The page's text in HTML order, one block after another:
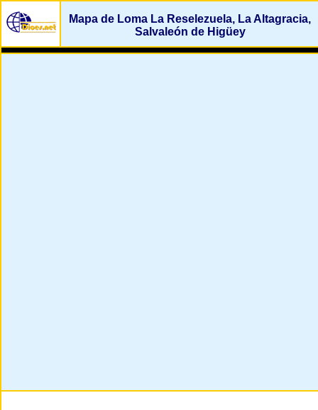
Mapa de Loma La Reselezuela, La Altagracia,
Salvaleón de Higüey